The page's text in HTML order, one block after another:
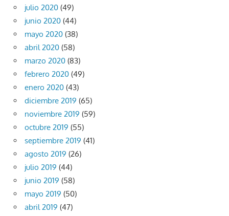
julio 2020 (49)
junio 2020 (44)
mayo 2020 (38)
abril 2020 (58)
marzo 2020 (83)
febrero 2020 (49)
enero 2020 (43)
diciembre 2019 (65)
noviembre 2019 (59)
octubre 2019 (55)
septiembre 2019 (41)
agosto 2019 (26)
julio 2019 (44)
junio 2019 (58)
mayo 2019 (50)
abril 2019 (47)